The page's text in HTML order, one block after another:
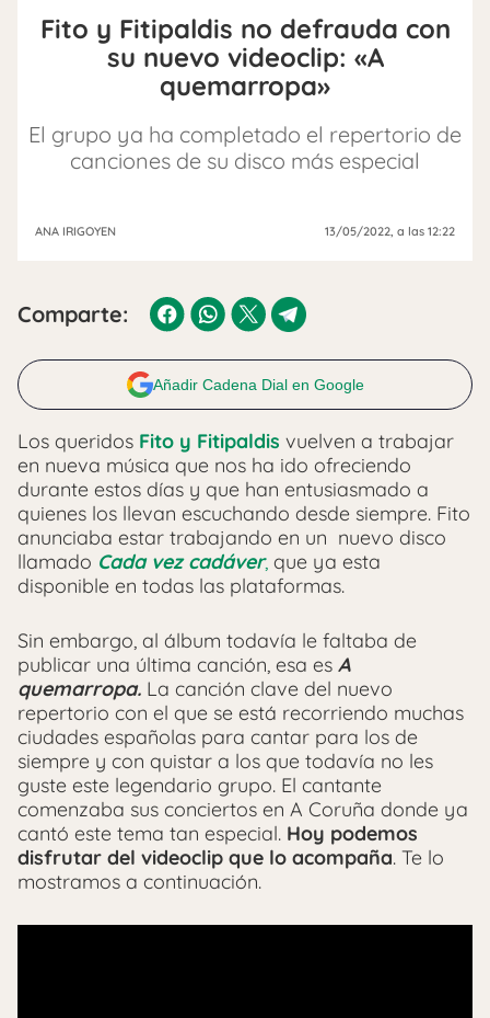
Fito y Fitipaldis no defrauda con
su nuevo videoclip: «A
quemarropa»
El grupo ya ha completado el repertorio de
canciones de su disco más especial
ANA IRIGOYEN 13/05/2022, a las 12:22
Comparte:
Añadir Cadena Dial en Google
Los queridos Fito y Fitipaldis vuelven a trabajar
en nueva música que nos ha ido ofreciendo
durante estos días y que han entusiasmado a
quienes los llevan escuchando desde siempre. Fito
anunciaba estar trabajando en un nuevo disco
llamado Cada vez cadáver, que ya esta
disponible en todas las plataformas.
Sin embargo, al álbum todavía le faltaba de
publicar una última canción, esa es A
quemarropa. La canción clave del nuevo
repertorio con el que se está recorriendo muchas
ciudades españolas para cantar para los de
siempre y con quistar a los que todavía no les
guste este legendario grupo. El cantante
comenzaba sus conciertos en A Coruña donde ya
cantó este tema tan especial. Hoy podemos
disfrutar del videoclip que lo acompaña. Te lo
mostramos a continuación.